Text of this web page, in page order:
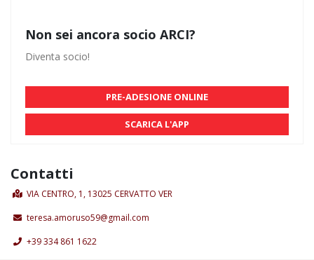
Non sei ancora socio ARCI?
Diventa socio!
PRE-ADESIONE ONLINE
SCARICA L'APP
Contatti
VIA CENTRO, 1, 13025 CERVATTO VER
teresa.amoruso59@gmail.com
+39 334 861 1622